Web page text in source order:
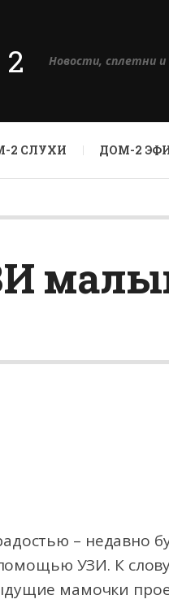
Новости, сплетни
2 СЛУХИ ДОМ-2
– недавно
УЗИ. К
мамочки